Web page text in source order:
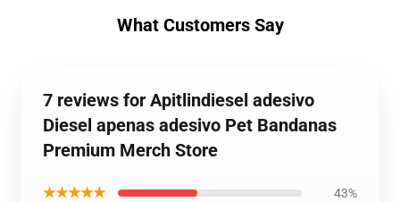
What Customers Say
7 reviews for Apitlindiesel adesivo
Diesel apenas adesivo Pet Bandanas
Premium Merch Store
★★★★★ 43%